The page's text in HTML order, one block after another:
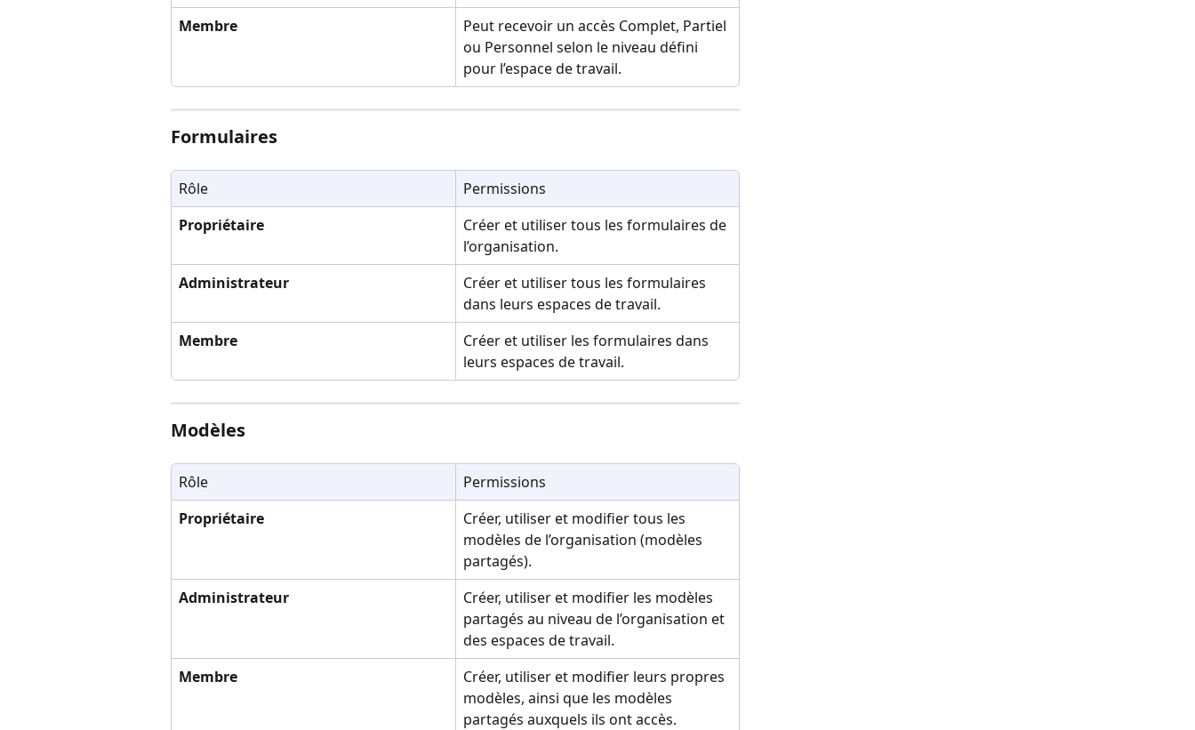
Membre
Peut recevoir un accès Complet, Partiel
ou Personnel selon le niveau défini
pour l’espace de travail.
Formulaires
Rôle
Permissions
Propriétaire
Créer et utiliser tous les formulaires de
l’organisation.
Administrateur
Créer et utiliser tous les formulaires
dans leurs espaces de travail.
Membre
Créer et utiliser les formulaires dans
leurs espaces de travail.
Modèles
Rôle
Permissions
Propriétaire
Créer, utiliser et modifier tous les
modèles de l’organisation (modèles
partagés).
Administrateur
Créer, utiliser et modifier les modèles
partagés au niveau de l’organisation et
des espaces de travail.
Membre
Créer, utiliser et modifier leurs propres
modèles, ainsi que les modèles
partagés auxquels ils ont accès.